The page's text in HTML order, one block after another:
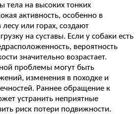
тела на высоких тонких
активность, особенно в
лесу или горах, создают
на суставы. Если у собаки есть
вероятность
значительно возрастает.
проблемы могут быть
изменения в походке и
Раннее обращение к
устранить неприятные
риск потери подвижности.